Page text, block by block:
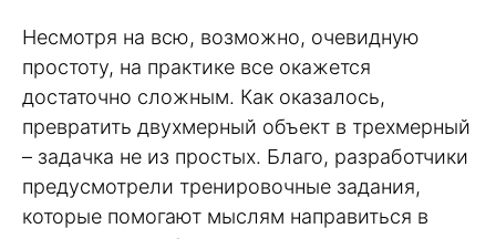
Несмотря на всю, возможно, очевидную
простоту, на практике все окажется
достаточно сложным. Как оказалось,
превратить двухмерный объект в трехмерный
– задачка не из простых. Благо, разработчики
предусмотрели тренировочные задания,
которые помогают мыслям направиться в